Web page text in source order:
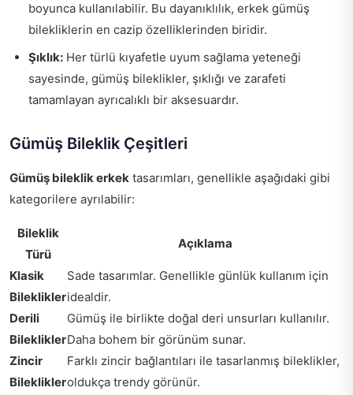
boyunca kullanılabilir. Bu dayanıklılık, erkek gümüş
bilekliklerin en cazip özelliklerinden biridir.
Şıklık: Her türlü kıyafetle uyum sağlama yeteneği
sayesinde, gümüş bileklikler, şıklığı ve zarafeti
tamamlayan ayrıcalıklı bir aksesuardır.
Gümüş Bileklik Çeşitleri
Gümüş bileklik erkek tasarımları, genellikle aşağıdaki gibi
kategorilere ayrılabilir:
Bileklik
Türü
Açıklama
Klasik
Bileklikler
Sade tasarımlar. Genellikle günlük kullanım için
idealdir.
Derili
Bileklikler
Gümüş ile birlikte doğal deri unsurları kullanılır.
Daha bohem bir görünüm sunar.
Zincir
Bileklikler
Farklı zincir bağlantıları ile tasarlanmış bileklikler,
oldukça trendy görünür.